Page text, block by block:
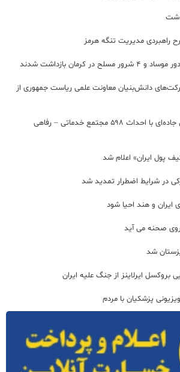
راهبردی مدیریت تنگه هرمز
دانش‌بنیان معاونت علمی ریاست جمهوری از
توسعه خدمات رفاهی جاده‌ای با احداث ۵۹۸ مجتمع خدماتی – رفاهی
پول ایران» اعلام شد
در شرایط اضطرار تمدید شد
ایران و هند احیا شود
صحنه می آید
شد
پزشکیان با مردم